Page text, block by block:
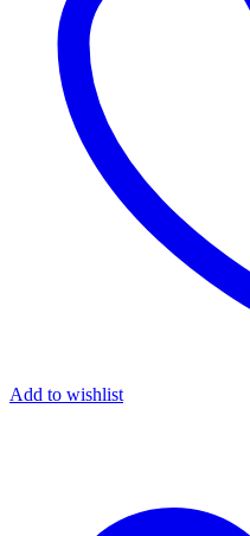
Add to wishlist